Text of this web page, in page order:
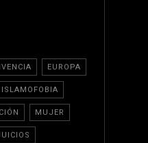
EUROPA
ISLAMOFOBIA
MUJER